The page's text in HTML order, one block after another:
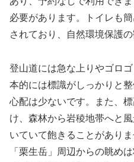
必要があります。トイレも
されており、自然環境保護
登山道には急な上りやゴロ
本的には標識がしっかりと
心配は少ないです。また、
け、森林から岩稜地帯へと
いていて飽きることがあり
「栗生岳」周辺からの眺め